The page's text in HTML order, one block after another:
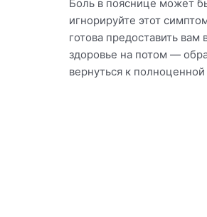
Боль в пояснице может
игнорируйте этот
готова предоставить
здоровье на потом —
вернуться к